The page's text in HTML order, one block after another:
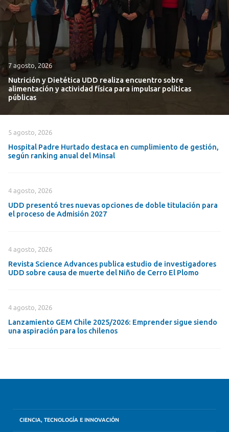
7 agosto, 2026
Nutrición y Dietética UDD realiza encuentro sobre
alimentación y actividad física para impulsar políticas
públicas
5 agosto, 2026
Hospital Padre Hurtado destaca en cumplimiento de gestión,
según ranking anual del Minsal
4 agosto, 2026
UDD presentó tres nuevas opciones de doble titulación para
el proceso de Admisión 2027
4 agosto, 2026
Revista Science Advances publica estudio de investigadores
UDD sobre causa de muerte del Niño de Cerro El Plomo
4 agosto, 2026
Lanzamiento GEM Chile 2025/2026: Emprender sigue siendo
una aspiración para los chilenos
CIENCIA, TECNOLOGÍA E INNOVACIÓN